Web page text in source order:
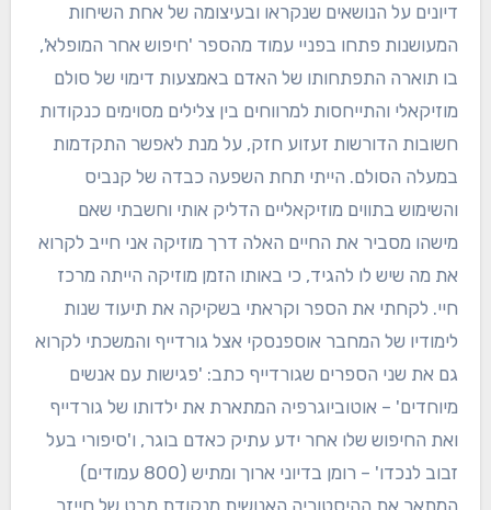
דיונים על הנושאים שנקראו ובעיצומה של אחת השיחות
המעושנות פתחו בפניי עמוד מהספר 'חיפוש אחר המופלא',
בו תוארה התפתחותו של האדם באמצעות דימוי של סולם
מוזיקאלי והתייחסות למרווחים בין צלילים מסוימים כנקודות
חשובות הדורשות זעזוע חזק, על מנת לאפשר התקדמות
במעלה הסולם. הייתי תחת השפעה כבדה של קנביס
והשימוש בתווים מוזיקאליים הדליק אותי וחשבתי שאם
מישהו מסביר את החיים האלה דרך מוזיקה אני חייב לקרוא
את מה שיש לו להגיד, כי באותו הזמן מוזיקה הייתה מרכז
חיי. לקחתי את הספר וקראתי בשקיקה את תיעוד שנות
לימודיו של המחבר אוספנסקי אצל גורדייף והמשכתי לקרוא
גם את שני הספרים שגורדייף כתב: 'פגישות עם אנשים
מיוחדים' – אוטוביוגרפיה המתארת את ילדותו של גורדייף
ואת החיפוש שלו אחר ידע עתיק כאדם בוגר, ו'סיפורי בעל
זבוב לנכדו' – רומן בדיוני ארוך ומתיש (800 עמודים)